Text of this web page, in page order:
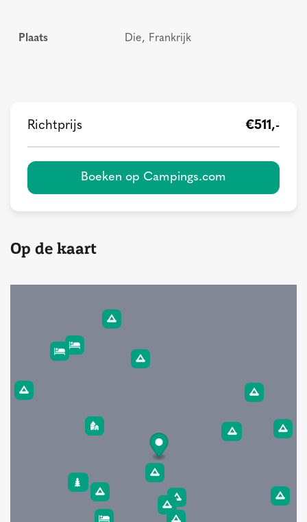
Plaats Die, Frankrijk
Richtprijs €511,-
Boeken op Campings.com
Op de kaart